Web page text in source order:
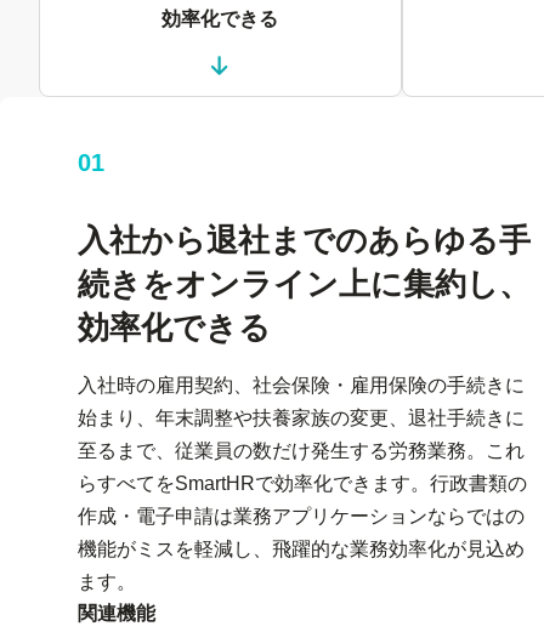
効率化できる
01
入社から退社までのあらゆる手
続きをオンライン上に集約し、
効率化できる
入社時の雇用契約、社会保険・雇用保険の手続きに
始まり、年末調整や扶養家族の変更、退社手続きに
至るまで、従業員の数だけ発生する労務業務。これ
らすべてをSmartHRで効率化できます。行政書類の
作成・電子申請は業務アプリケーションならではの
機能がミスを軽減し、飛躍的な業務効率化が見込め
ます。
関連機能